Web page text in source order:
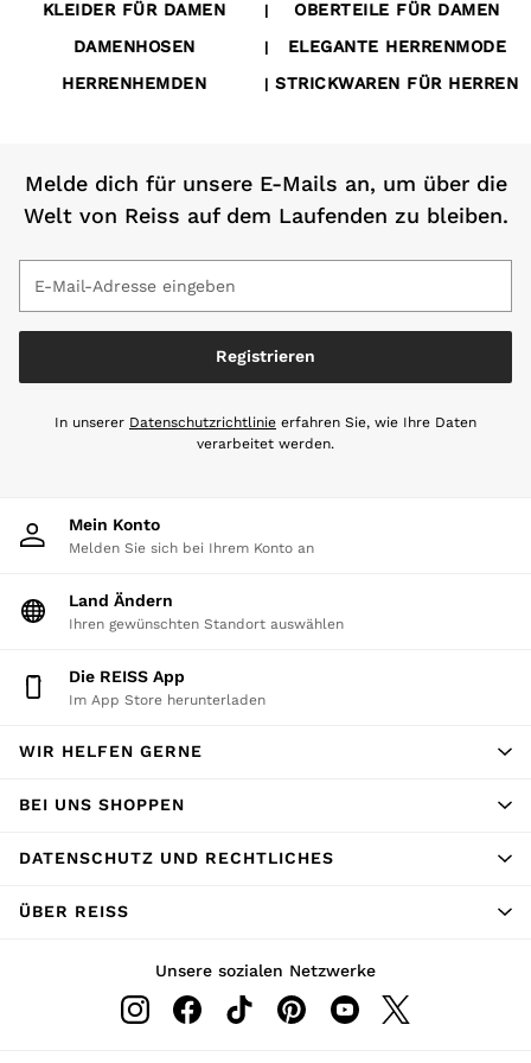
Reiss | McLaren Racing
Workwear
CHILDREN
BOYS'
Shirts
T-Shirts & Polo Shirts
Shorts
Suits & Tailoring
Trousers & Jeans
98–134cm
134–158cm
Holiday
Occasionwear
Tops & T-Shirts
Jackets & Coats
Co-ords
Trousers & Jeans
Sweats & Hoodies
All Girls'
134–158cm
158–164cm
Holiday
KLEIDER FÜR DAMEN |
OBERTEILE FÜR DAMEN
DAMENHOSEN
|
ELEGANTE HERRENMODE
HERRENHEMDEN
| STRICKWAREN FÜR HERREN
Melde dich für unsere E-Mails an, um über die
Welt von Reiss auf dem Laufenden zu bleiben.
Registrieren
In unserer Datenschutzrichtlinie erfahren Sie, wie Ihre Daten
verarbeitet werden.
Mein Konto
Melden Sie sich bei Ihrem Konto an
Land Ändern
Ihren gewünschten Standort auswählen
Die REISS App
Im App Store herunterladen
WIR HELFEN GERNE
BEI UNS SHOPPEN
DATENSCHUTZ UND RECHTLICHES
ÜBER REISS
Unsere sozialen Netzwerke